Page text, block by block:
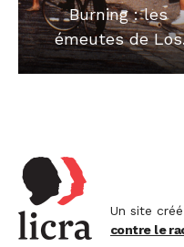
Burning : les
émeutes de Los
Angeles
Un site
contre le